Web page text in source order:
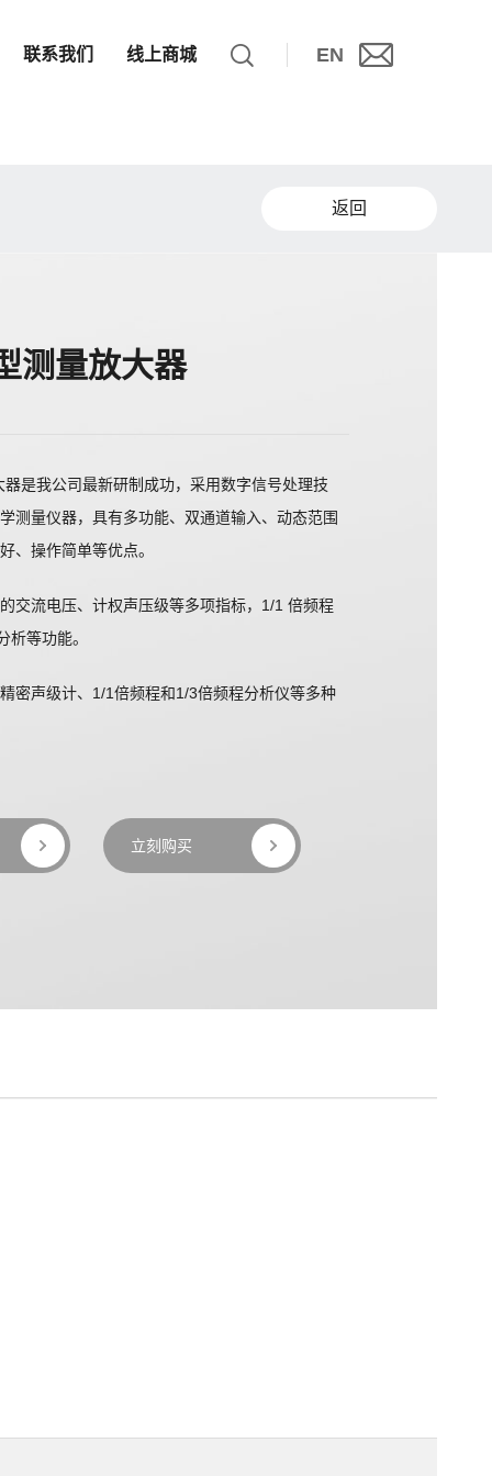
EN
联系我们 线上商城
返回
测量放大器
器是我公司最新研制成功，采用数字信号处理技
测量仪器，具有多功能、双通道输入、动态范围
、操作简单等优点。
交流电压、计权声压级等多项指标，1/1 倍频程
析等功能。
密声级计、1/1倍频程和1/3倍频程分析仪等多种
立刻购买